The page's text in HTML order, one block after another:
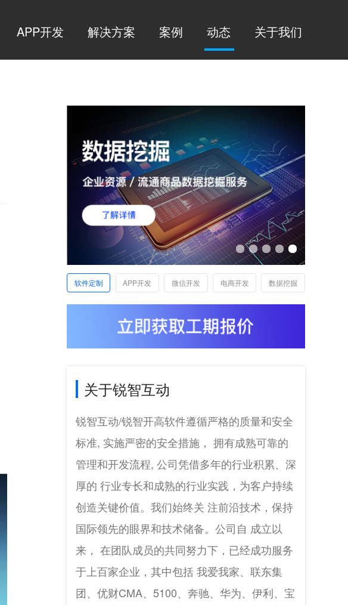
APP开发 解决方案 案例 动态 关于我们
软件定制 APP开发 微信开发 电商开发 数据挖掘
关于锐智互动
锐智互动/锐智开高软件遵循严格的质量和安全
标准, 实施严密的安全措施， 拥有成熟可靠的
管理和开发流程, 公司凭借多年的行业积累、深
厚的 行业专长和成熟的行业实践，为客户持续
创造关键价值。我们始终关 注前沿技术，保持
国际领先的眼界和技术储备。公司自 成立以
来， 在团队成员的共同努力下，已经成功服务
于上百家企业，其中包括 我爱我家、联东集
团、优财CMA、5100、奔驰、华为、伊利、宝